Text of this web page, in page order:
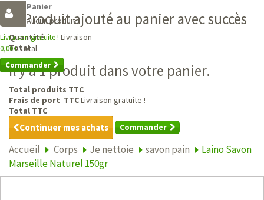
Panier
Aucun produit
Livraison gratuite ! Livraison
0,00 €Total
Commander
Produit ajouté au panier avec succès
Quantité
Total
Il y a 1 produit dans votre panier.
Total produits TTC
Frais de port TTCLivraison gratuite !
Total TTC
Continuer mes achats Commander
Accueil Corps Je nettoie savon pain
Laino Savon
Marseille Naturel 150gr